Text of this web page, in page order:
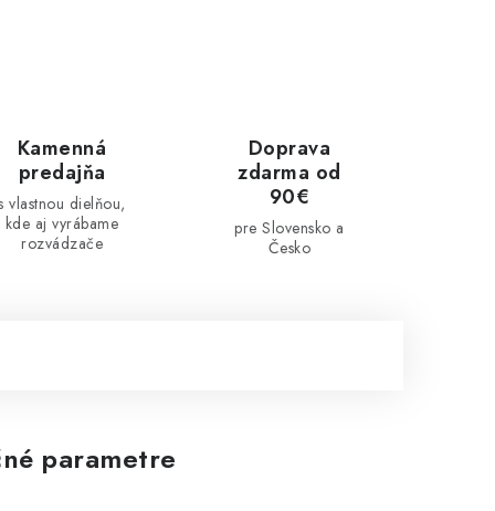
Kamenná
predajňa
vlastnou dielňou,
kde aj vyrábame
rozvádzače
Doprava
zdarma od
90€
pre Slovensko a
Česko
parametre